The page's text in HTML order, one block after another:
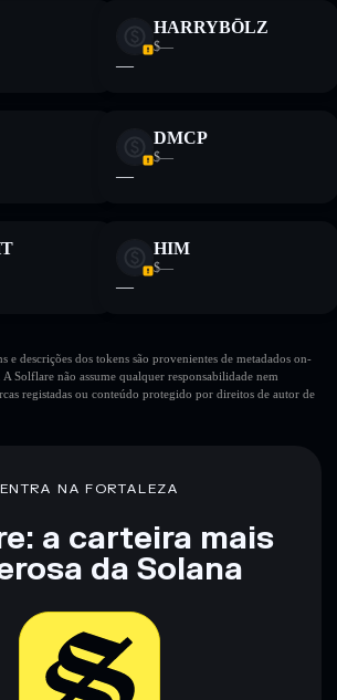
HARRYBŌLZ
$—
—
DMCP
$—
—
HIM
$—
—
e descrições dos tokens são provenientes de metadados on-
Solflare não assume qualquer responsabilidade nem
registadas ou conteúdo protegido por direitos de autor de
ENTRA NA FORTALEZA
a carteira mais
da Solana